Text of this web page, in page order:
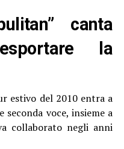
canta
la
estivo del 2010 entra a
seconda voce, insieme a
collaborato negli anni